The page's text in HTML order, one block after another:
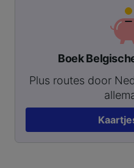
Boek
Plus routes door